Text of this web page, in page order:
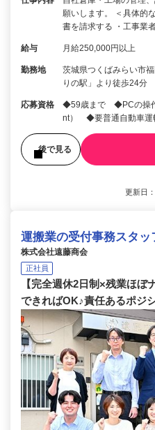
願いします。 ＜具体的
書を請求する ・工事業
給与 月給250,000円以上
勤務地
茨城県つくばみらい市
りの駅」より徒歩24分
応募資格
◆59歳まで ◆PCの操作
nt） ◆要普通自動車運
後で見る
更新日
運搬業の受付事務スタッ
株式会社遠藤商会
正社員
【完全週休2日制×残業ほ
できればOK♪責任あるポジ